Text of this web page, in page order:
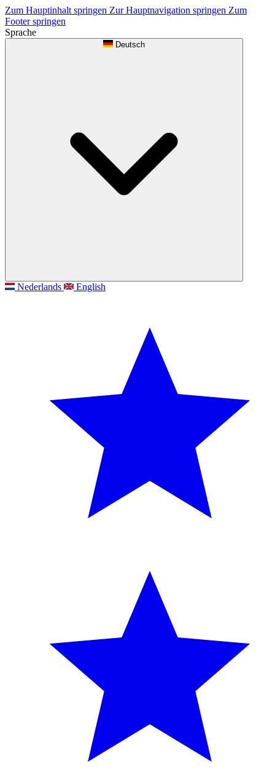
Zum Hauptinhalt springen Zur Hauptnavigation springen Zum
Footer springen
Sprache
Deutsch
Nederlands English